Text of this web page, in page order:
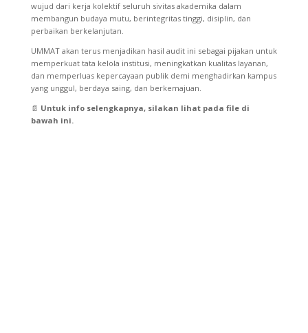
wujud dari kerja kolektif seluruh sivitas akademika dalam
membangun budaya mutu, berintegritas tinggi, disiplin, dan
perbaikan berkelanjutan.
UMMAT akan terus menjadikan hasil audit ini sebagai pijakan untuk
memperkuat tata kelola institusi, meningkatkan kualitas layanan,
dan memperluas kepercayaan publik demi menghadirkan kampus
yang unggul, berdaya saing, dan berkemajuan.
📄 Untuk info selengkapnya, silakan lihat pada file di
bawah ini.